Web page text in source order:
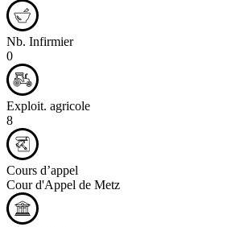
Nb. Infirmier
0
Exploit. agricole
8
Cours d’appel
Cour d'Appel de Metz